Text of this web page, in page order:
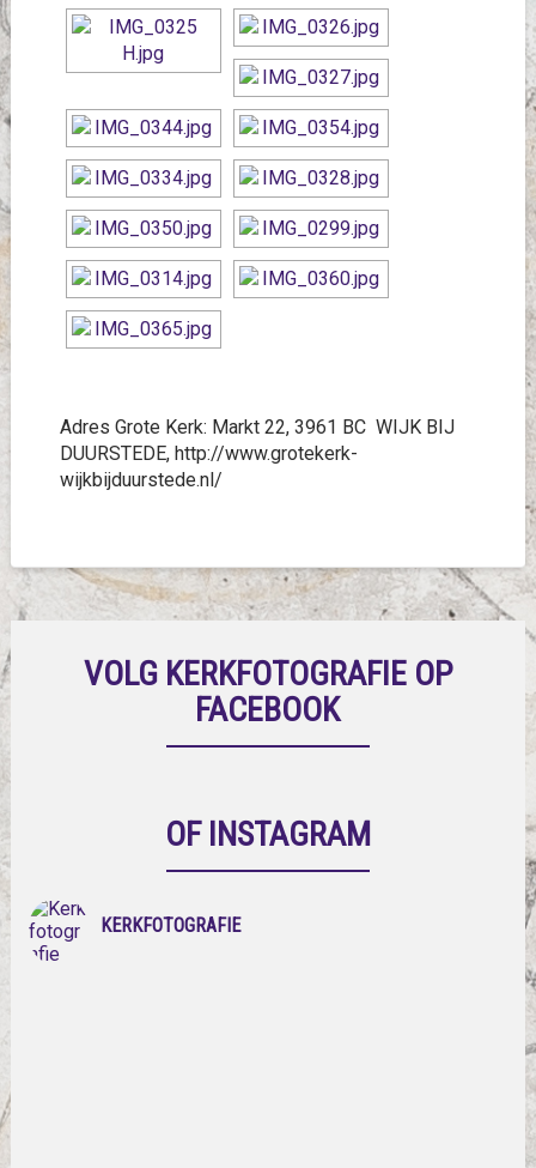
Adres Grote Kerk: Markt 22, 3961 BC WIJK BIJ
DUURSTEDE, http://www.grotekerk-
wijkbijduurstede.nl/
VOLG KERKFOTOGRAFIE OP
FACEBOOK
OF INSTAGRAM
KERKFOTOGRAFIE